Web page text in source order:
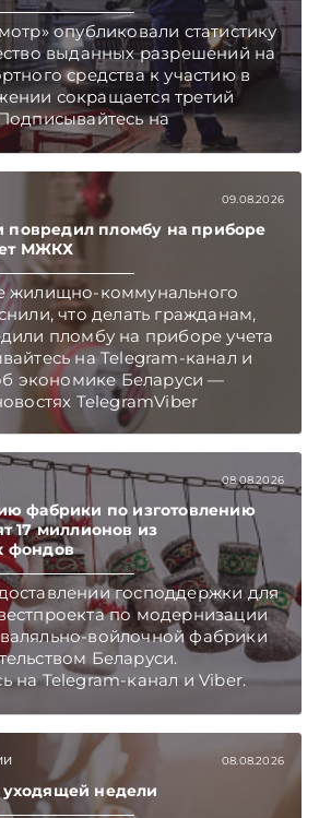
опубликовали статистику
выданных разрешений на
средства к участию в
сокращается третий
на
и Viber. Главное об экономике
09.08.2026
повредил пломбу на приборе
МЖКХ
жилищно-коммунального
что делать гражданам,
пломбу на приборе учета
на Telegram‑канал и
экономике Беларуси —
TelegramViber
08.08.2026
фабрики по изготовлению
17 миллионов из
фондов
господдержки для
по модернизации
войлочной фабрики
Беларуси.
на Telegram‑канал и Viber.
Беларуси — раньше,
08.08.2026
недели